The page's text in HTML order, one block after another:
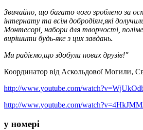
Звичайно, що багато чого зроблено за
інтернату та всім добродіям,які
Монтесорі, набори для творчості,
вирішити будь-яке з цих завдань.
Ми радіємо,що здобули нових друзів!"
Координатор від Аскольдової Могили,
http://www.youtube.com/
http://www.youtube.com/
у номері